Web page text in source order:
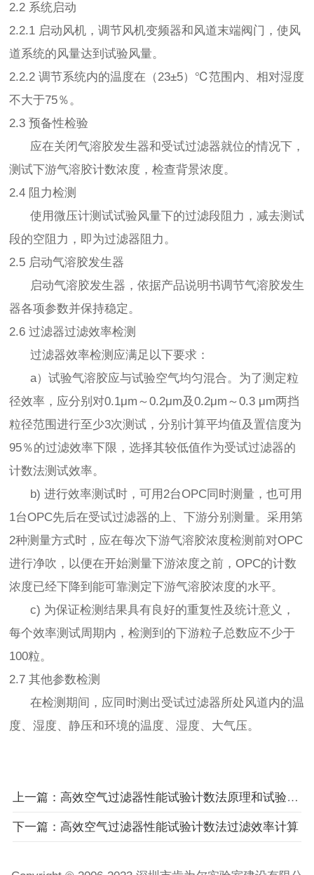
2.2 系统启动
2.2.1 启动风机，调节风机变频器和风道末端阀门，使风
道系统的风量达到试验风量。
2.2.2 调节系统内的温度在（23±5）℃范围内、相对湿度
不大于75％。
2.3 预备性检验
应在关闭气溶胶发生器和受试过滤器就位的情况下，
测试下游气溶胶计数浓度，检查背景浓度。
2.4 阻力检测
使用微压计测试试验风量下的过滤段阻力，减去测试
段的空阻力，即为过滤器阻力。
2.5 启动气溶胶发生器
启动气溶胶发生器，依据产品说明书调节气溶胶发生
器各项参数并保持稳定。
2.6 过滤器过滤效率检测
过滤器效率检测应满足以下要求：
a）试验气溶胶应与试验空气均匀混合。为了测定粒
径效率，应分别对0.1μm～0.2μm及0.2μm～0.3 μm两挡
粒径范围进行至少3次测试，分别计算平均值及置信度为
95％的过滤效率下限，选择其较低值作为受试过滤器的
计数法测试效率。
b) 进行效率测试时，可用2台OPC同时测量，也可用
1台OPC先后在受试过滤器的上、下游分别测量。采用第
2种测量方式时，应在每次下游气溶胶浓度检测前对OPC
进行净吹，以便在开始测量下游浓度之前，OPC的计数
浓度已经下降到能可靠测定下游气溶胶浓度的水平。
c) 为保证检测结果具有良好的重复性及统计意义，
每个效率测试周期内，检测到的下游粒子总数应不少于
100粒。
2.7 其他参数检测
在检测期间，应同时测出受试过滤器所处风道内的温
度、湿度、静压和环境的温度、湿度、大气压。
上一篇：高效空气过滤器性能试验计数法原理和试验装置
下一篇：高效空气过滤器性能试验计数法过滤效率计算